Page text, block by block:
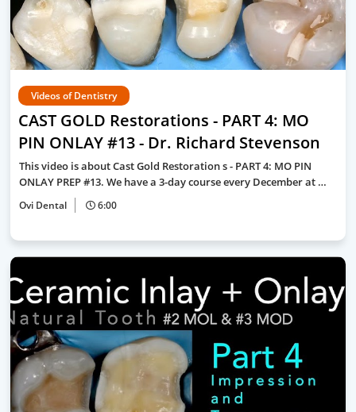
Videos of Dentistry
CAST GOLD Restorations - PART 4: MO
PIN ONLAY #13 - Dr. Richard Stevenson
This video is about Cast Gold Restoration s - PART 4: MO PIN
ONLAY PREP #13. We have a 3-day course every December at …
Ovi Dental 6:00